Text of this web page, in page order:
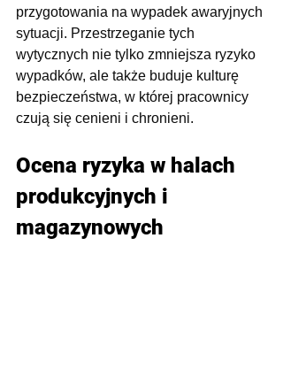
przygotowania na wypadek awaryjnych
sytuacji. Przestrzeganie tych
wytycznych nie tylko zmniejsza ryzyko
wypadków, ale także buduje kulturę
bezpieczeństwa, w której pracownicy
czują się cenieni i chronieni.
Ocena ryzyka w halach
produkcyjnych i
magazynowych